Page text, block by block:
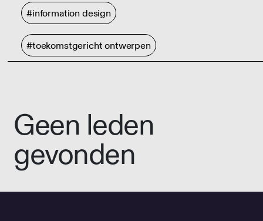
#information design
#toekomstgericht ontwerpen
Geen leden
gevonden